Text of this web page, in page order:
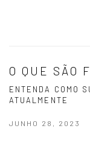
O QUE SÃO
ENTENDA COMO
ATUALMENTE
JUNHO 28, 2023